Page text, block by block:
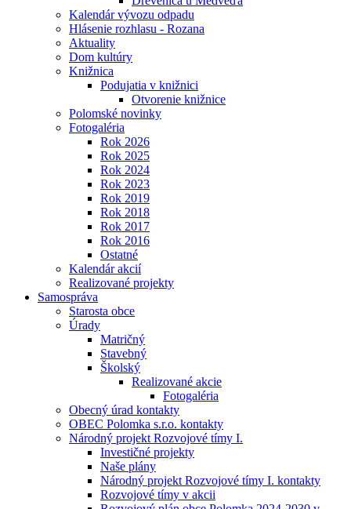
Kalendár vývozu odpadu
Hlásenie rozhlasu - Rozana
Aktuality
Dom kultúry
Knižnica
Podujatia v knižnici
Otvorenie knižnice
Polomské novinky
Fotogaléria
Rok 2026
Rok 2025
Rok 2024
Rok 2023
Rok 2019
Rok 2018
Rok 2017
Rok 2016
Ostatné
Kalendár akcií
Realizované projekty
Samospráva
Starosta obce
Úrady
Matričný
Stavebný
Školský
Realizované akcie
Fotogaléria
Obecný úrad kontakty
OBEC Polomka s.r.o. kontakty
Národný projekt Rozvojové tímy I.
Investičné projekty
Naše plány
Národný projekt Rozvojové tímy I. kontakty
Rozvojové tímy v akcii